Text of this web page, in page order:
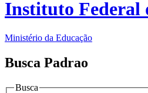
Instituto Federal
Ministério da Educação
Busca Padrao
Busca